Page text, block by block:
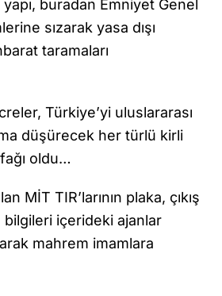
buradan Emniyet Genel
sızarak yasa dışı
taramaları
Türkiye’yi uluslararası
düşürecek her türlü kirli
oldu…
MİT TIR’larının plaka, çıkış
içerideki ajanlar
mahrem imamlara